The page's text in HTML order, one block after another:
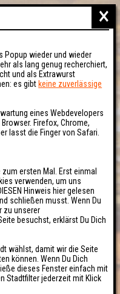
×
Popup wieder und wieder
als lang genug recherchiert,
und als Extrawurst
es gibt keine zuverlässige
eines Webdevelopers
Firefox, Chrome,
lasst die Finger von Safari.
ersten Mal. Erst einmal
verwenden, um uns
Hinweis hier gelesen
schließen musst. Wenn Du
zu unserer
besuchst, erklärst Du Dich
wählst, damit wir die Seite
können. Wenn Du Dich
dieses Fenster einfach mit
Stadtfilter jederzeit mit Klick